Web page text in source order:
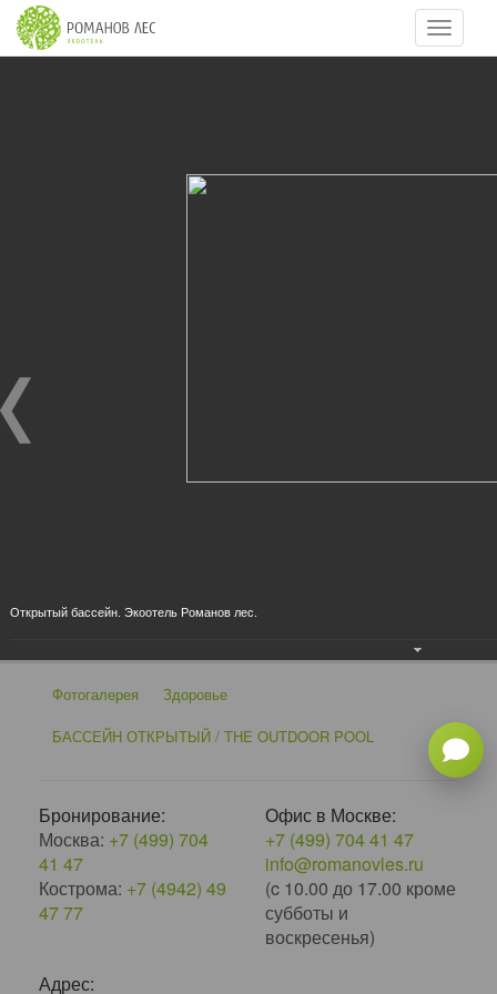
Фотогалерея
Здоровье
БАССЕЙН ОТКРЫТЫЙ / THE OUTDOOR POOL
Бронирование:
Москва: +7 (499) 704
41 47
Кострома: +7 (4942) 49
47 77
Офис в Москве:
+7 (499) 704 41 47
info@romanovles.ru
(c 10.00 до 17.00 кроме
субботы и
воскресенья)
Адрес:
из 8
Открытый бассейн. Экоотель Романов лес.